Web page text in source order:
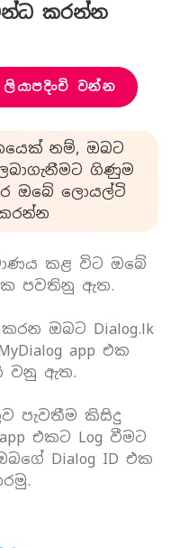
කරන්න
ලියාපදිංචි වන්න
නම්, ඔබට
ගිණුම
ඔබේ ලොයල්ටි
කළ විට ඔබේ
පවතිනු ඇත.
ඔබට Dialog.lk
app එක
වනු ඇත.
පැවතීම කිසිදු
එකට Log වීමට
Dialog ID එක